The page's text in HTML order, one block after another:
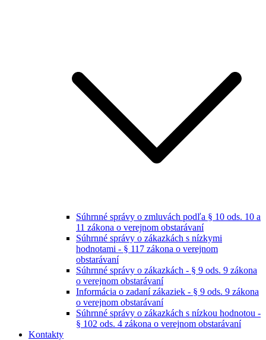
Súhrnné správy o zmluvách podľa § 10 ods. 10 a
11 zákona o verejnom obstarávaní
Súhrnné správy o zákazkách s nízkymi
hodnotami - § 117 zákona o verejnom
obstarávaní
Súhrnné správy o zákazkách - § 9 ods. 9 zákona
o verejnom obstarávaní
Informácia o zadaní zákaziek - § 9 ods. 9 zákona
o verejnom obstarávaní
Súhrnné správy o zákazkách s nízkou hodnotou -
§ 102 ods. 4 zákona o verejnom obstarávaní
Kontakty